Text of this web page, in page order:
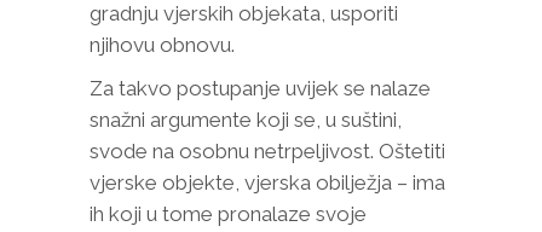
gradnju vjerskih objekata, usporiti
njihovu obnovu.
Za takvo postupanje uvijek se nalaze
snažni argumente koji se, u suštini,
svode na osobnu netrpeljivost. Oštetiti
vjerske objekte, vjerska obilježja – ima
ih koji u tome pronalaze svoje